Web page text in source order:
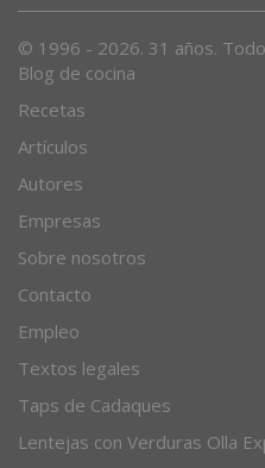
© 1996 - 2026. 31 años.
Blog de cocina
Recetas
Artículos
Autores
Empresas
Sobre nosotros
Contacto
Empleo
Textos legales
Taps de Cadaques
Lentejas con Verduras Olla